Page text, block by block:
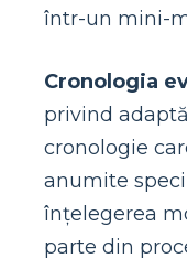
într-un mini-
Cronologia
privind
cronologie
anumite
înțelegerea
parte din